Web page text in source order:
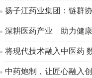
扬子江药业集团：链群
深耕医药产业 助力健
将现代技术融入中医药
中药炮制，让匠心融入